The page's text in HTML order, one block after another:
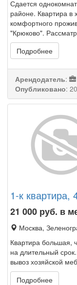
Сдается
районе. Квартира в
комфортного
"Крюково".
Подробнее
Арендодатель:
Опубликовано:
1-к квартира,
21 000 руб. в
Москва,
Квартира большая,
на длительный
вывоз хозяйской
Подробнее